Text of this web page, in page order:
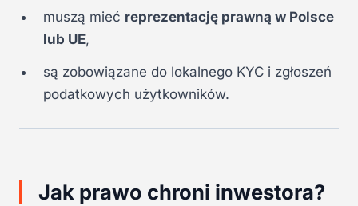
muszą mieć reprezentację prawną w Polsce
lub UE,
są zobowiązane do lokalnego KYC i zgłoszeń
podatkowych użytkowników.
Jak prawo chroni inwestora?